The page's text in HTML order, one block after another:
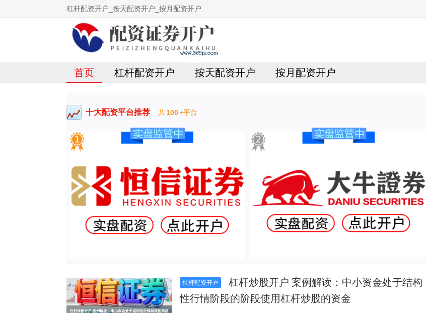
杠杆配资开户_按天配资开户_按月配资开户
首页 杠杆配资开户 按天配资开户 按月配资开户
十大配资平台推荐 共100+平台
杠杆配资开户
杠杆炒股开户 案例解读：中小资金处于结构
性行情阶段的阶段使用杠杆炒股的资金